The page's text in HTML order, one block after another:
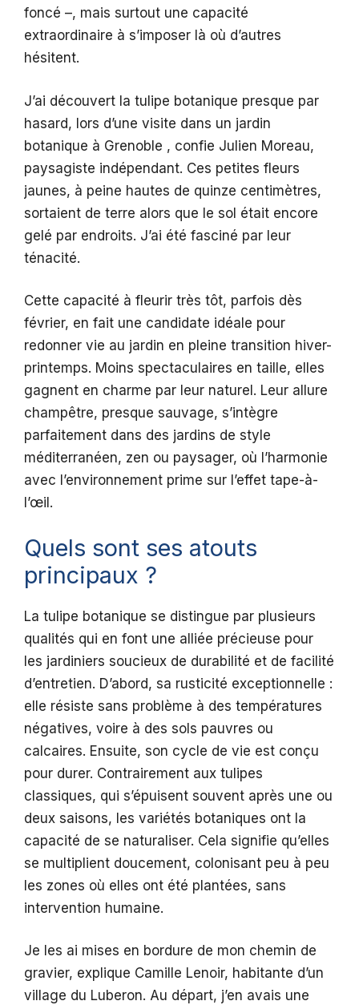
foncé –, mais surtout une capacité
extraordinaire à s’imposer là où d’autres
hésitent.
J’ai découvert la tulipe botanique presque par
hasard, lors d’une visite dans un jardin
botanique à Grenoble , confie Julien Moreau,
paysagiste indépendant. Ces petites fleurs
jaunes, à peine hautes de quinze centimètres,
sortaient de terre alors que le sol était encore
gelé par endroits. J’ai été fasciné par leur
ténacité.
Cette capacité à fleurir très tôt, parfois dès
février, en fait une candidate idéale pour
redonner vie au jardin en pleine transition hiver-
printemps. Moins spectaculaires en taille, elles
gagnent en charme par leur naturel. Leur allure
champêtre, presque sauvage, s’intègre
parfaitement dans des jardins de style
méditerranéen, zen ou paysager, où l’harmonie
avec l’environnement prime sur l’effet tape-à-
l’œil.
Quels sont ses atouts
principaux ?
La tulipe botanique se distingue par plusieurs
qualités qui en font une alliée précieuse pour
les jardiniers soucieux de durabilité et de facilité
d’entretien. D’abord, sa rusticité exceptionnelle :
elle résiste sans problème à des températures
négatives, voire à des sols pauvres ou
calcaires. Ensuite, son cycle de vie est conçu
pour durer. Contrairement aux tulipes
classiques, qui s’épuisent souvent après une ou
deux saisons, les variétés botaniques ont la
capacité de se naturaliser. Cela signifie qu’elles
se multiplient doucement, colonisant peu à peu
les zones où elles ont été plantées, sans
intervention humaine.
Je les ai mises en bordure de mon chemin de
gravier, explique Camille Lenoir, habitante d’un
village du Luberon. Au départ, j’en avais une